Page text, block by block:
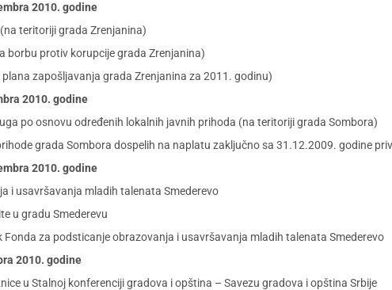
2010. godine
teritoriji grada Zrenjanina)
borbu protiv korupcije grada Zrenjanina)
zapošljavanja grada Zrenjanina za 2011. godinu)
2010. godine
po osnovu određenih lokalnih javnih prihoda (na teritoriji grada Sombora)
grada Sombora dospelih na naplatu zaključno sa 31.12.2009. godine
2010. godine
i usavršavanja mladih talenata Smederevo
u gradu Smederevu
Fonda za podsticanje obrazovanja i usavršavanja mladih talenata Smederevo
2010. godine
u Stalnoj konferenciji gradova i opština – Savezu gradova i opština Srbije